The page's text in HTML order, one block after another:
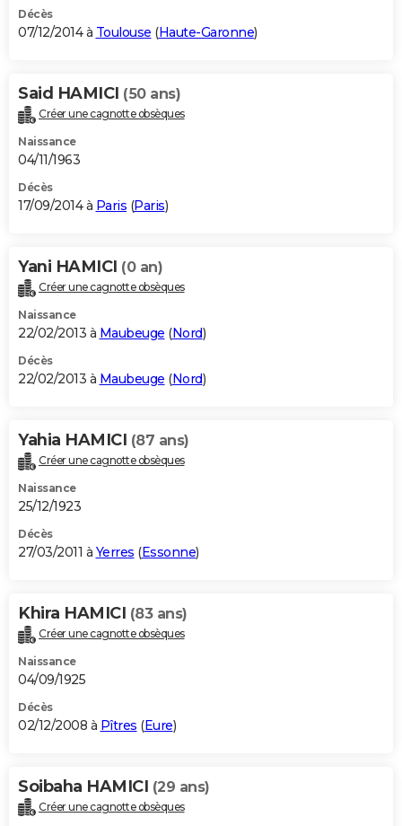
Décès
07/12/2014 à Toulouse (Haute-Garonne)
Said HAMICI (50 ans)
Créer une cagnotte obsèques
Naissance
04/11/1963
Décès
17/09/2014 à Paris (Paris)
Yani HAMICI (0 an)
Créer une cagnotte obsèques
Naissance
22/02/2013 à Maubeuge (Nord)
Décès
22/02/2013 à Maubeuge (Nord)
Yahia HAMICI (87 ans)
Créer une cagnotte obsèques
Naissance
25/12/1923
Décès
27/03/2011 à Yerres (Essonne)
Khira HAMICI (83 ans)
Créer une cagnotte obsèques
Naissance
04/09/1925
Décès
02/12/2008 à Pîtres (Eure)
Soibaha HAMICI (29 ans)
Créer une cagnotte obsèques